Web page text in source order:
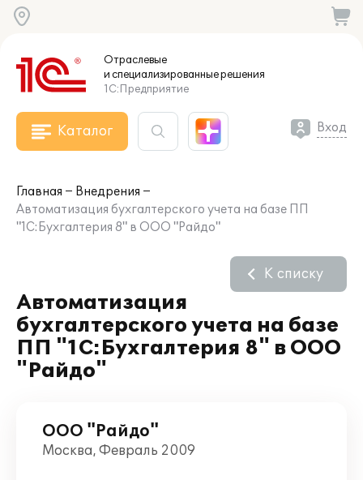
Отраслевые
и специализированныерешения
1С:Предприятие
Каталог Вход
Главная
Внедрения
Автоматизация бухгалтерского учета на базе ПП
"1С:Бухгалтерия 8" в ООО "Райдо"
Автоматизация
бухгалтерского учета на базе
ПП "1С:Бухгалтерия 8" в ООО
"Райдо"
К списку
ООО "Райдо"
Москва, Февраль 2009